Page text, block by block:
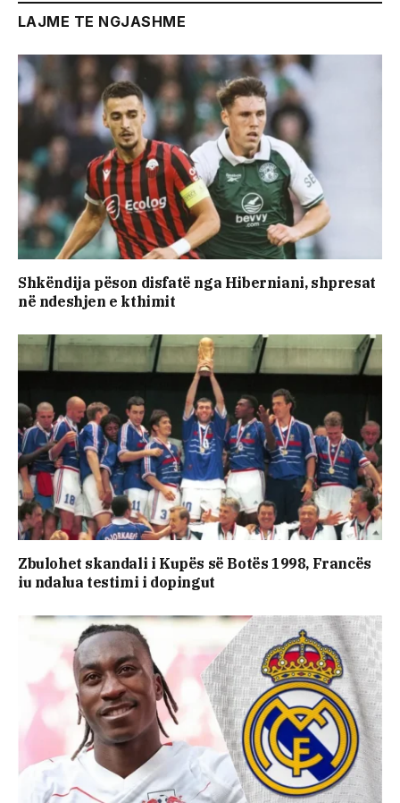
LAJME TE NGJASHME
Shkëndija pëson disfatë nga Hiberniani, shpresat
në ndeshjen e kthimit
Zbulohet skandali i Kupës së Botës 1998, Francës
iu ndalua testimi i dopingut